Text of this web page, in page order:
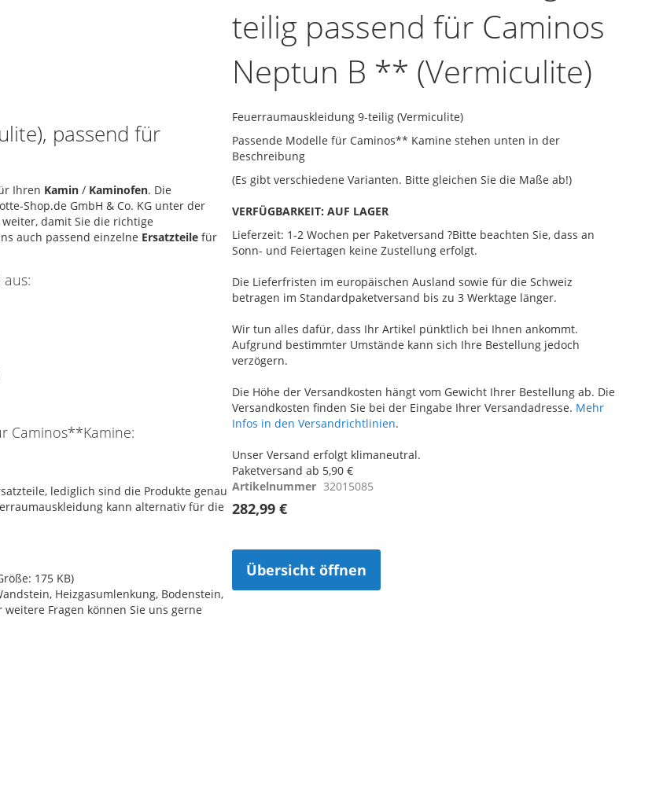
teilig passend für Caminos
Neptun B ** (Vermiculite)
Feuerraumauskleidung 9-teilig (Vermiculite)
Passende Modelle für Caminos** Kamine stehen unten in der
Beschreibung
(Es gibt verschiedene Varianten. Bitte gleichen Sie die Maße ab!)
VERFÜGBARKEIT: AUF LAGER
Lieferzeit: 1-2 Wochen per Paketversand ?Bitte beachten Sie, dass an
Sonn- und Feiertagen keine Zustellung erfolgt.
Die Lieferfristen im europäischen Ausland sowie für die Schweiz
betragen im Standardpaketversand bis zu 3 Werktage länger.
Wir tun alles dafür, dass Ihr Artikel pünktlich bei Ihnen ankommt.
Aufgrund bestimmter Umstände kann sich Ihre Bestellung jedoch
verzögern.
Die Höhe der Versandkosten hängt vom Gewicht Ihrer Bestellung ab. Die
Versandkosten finden Sie bei der Eingabe Ihrer Versandadresse. Mehr
Infos in den Versandrichtlinien.
Unser Versand erfolgt klimaneutral.
Paketversand ab 5,90 €
Artikelnummer 32015085
282,99 €
Übersicht öffnen
passend für
Ihren Kamin / Kaminofen. Die
Shop.de GmbH & Co. KG unter der
damit Sie die richtige
auch passend einzelne Ersatzteile für
Caminos**Kamine:
lediglich sind die Produkte genau
kann alternativ für die
175 KB)
Heizgasumlenkung, Bodenstein,
Fragen können Sie uns gerne